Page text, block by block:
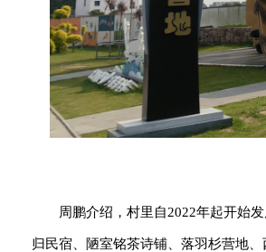
周鹏介绍，村里自2022年起开始
归民宿、陋室铭茶诗铺、落羽杉营地